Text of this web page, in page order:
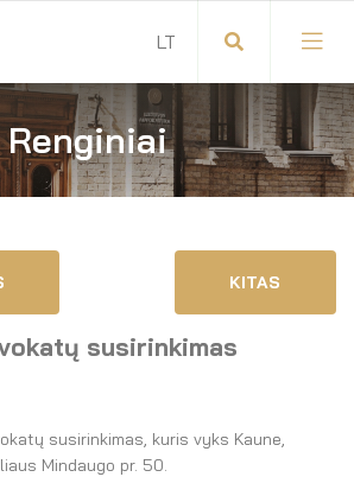
advokatų susirinkimas
tarybos pirmininkas
taryba
teisės aktai
atmintinė
Renginiai
KITAS
susirinkimas
susirinkimas, kuris vyks Kaune,
Mindaugo pr. 50.